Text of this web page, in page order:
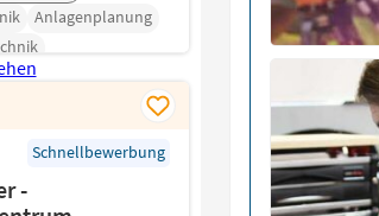
Anlagenplanung
Schnellbewerbung
-